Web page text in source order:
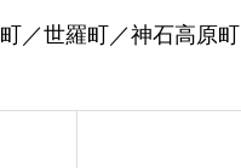
／世羅町／神石高原町